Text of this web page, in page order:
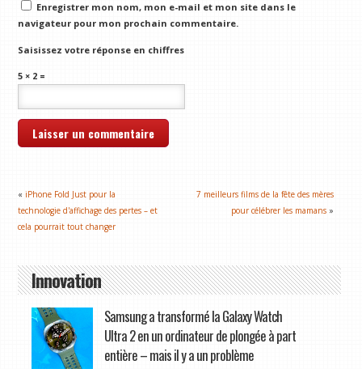
Enregistrer mon nom, mon e-mail et mon site dans le
navigateur pour mon prochain commentaire.
Saisissez votre réponse en chiffres
5 × 2 =
«iPhone Fold Just pour la
technologie d'affichage des pertes – et
cela pourrait tout changer
7 meilleurs films de la fête des mères
pour célébrer les mamans »
Innovation
Samsung a transformé la Galaxy Watch
Ultra 2 en un ordinateur de plongée à part
entière – mais il y a un problème